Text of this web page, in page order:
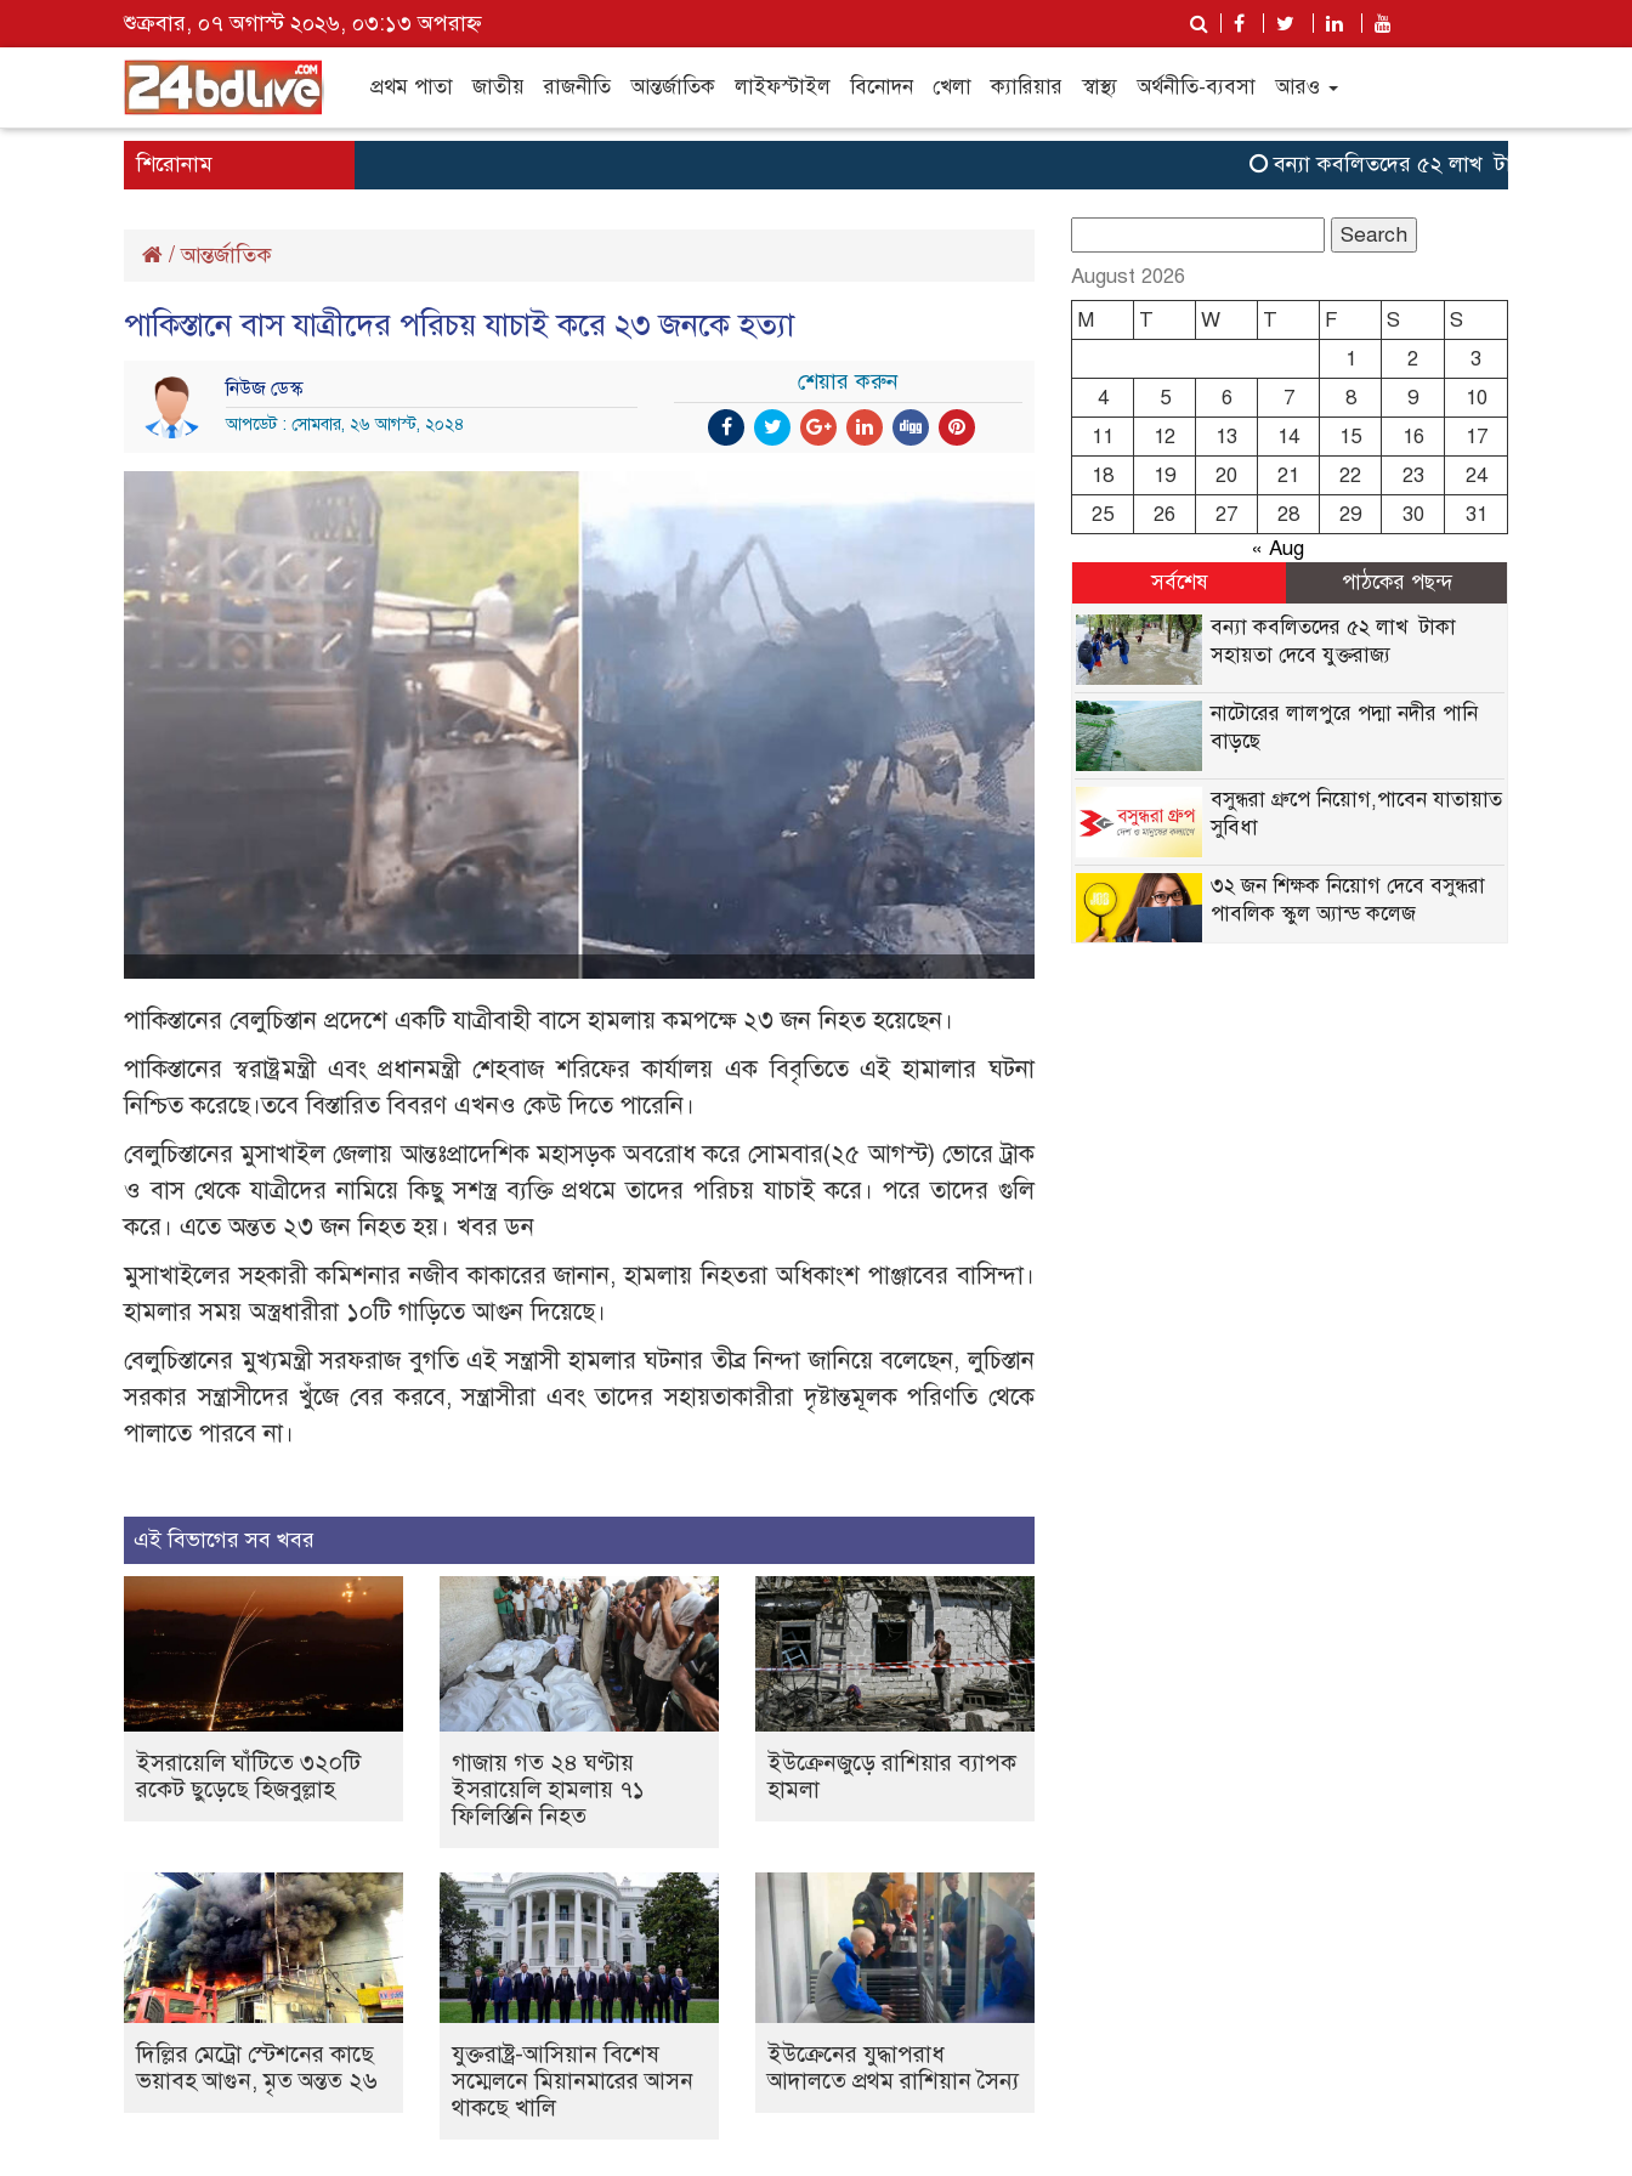
শুক্রবার, ০৭ অগাস্ট ২০২৬, ০৩:১৩ অপরাহ্ন
প্রথম পাতা জাতীয় রাজনীতি আন্তর্জাতিক লাইফস্টাইল বিনোদন খেলা ক্যারিয়ার স্বাস্থ্য অর্থনীতি-ব্যবসা আরও
শিরোনাম বন্যা কব‌লিতদের ৫২ লাখ টাকা সহায়তা দেবে
/আন্তর্জাতিক
পাকিস্তানে বাস যাত্রীদের পরিচয় যাচাই করে ২৩ জনকে হত্যা
নিউজ ডেস্ক
আপডেট : সোমবার, ২৬ আগস্ট, ২০২৪
শেয়ার করুন
পাকিস্তানের বেলুচিস্তান প্রদেশে একটি যাত্রীবাহী বাসে হামলায় কমপক্ষে ২৩ জন নিহত হয়েছেন।
পাকিস্তানের স্বরাষ্ট্রমন্ত্রী এবং প্রধানমন্ত্রী শেহবাজ শরিফের কার্যালয় এক বিবৃতিতে এই হামালার ঘটনা
নিশ্চিত করেছে।তবে বিস্তারিত বিবরণ এখনও কেউ দিতে পারেনি।
বেলুচিস্তানের মুসাখাইল জেলায় আন্তঃপ্রাদেশিক মহাসড়ক অবরোধ করে সোমবার(২৫ আগস্ট) ভোরে ট্রাক
ও বাস থেকে যাত্রীদের নামিয়ে কিছু সশস্ত্র ব্যক্তি প্রথমে তাদের পরিচয় যাচাই করে। পরে তাদের গুলি
করে। এতে অন্তত ২৩ জন নিহত হয়। খবর ডন
মুসাখাইলের সহকারী কমিশনার নজীব কাকারের জানান, হামলায় নিহতরা অধিকাংশ পাঞ্জাবের বাসিন্দা।
হামলার সময় অস্ত্রধারীরা ১০টি গাড়িতে আগুন দিয়েছে।
বেলুচিস্তানের মুখ্যমন্ত্রী সরফরাজ বুগতি এই সন্ত্রাসী হামলার ঘটনার তীব্র নিন্দা জানিয়ে বলেছেন, লুচিস্তান
সরকার সন্ত্রাসীদের খুঁজে বের করবে, সন্ত্রাসীরা এবং তাদের সহায়তাকারীরা দৃষ্টান্তমূলক পরিণতি থেকে
পালাতে পারবে না।
এই বিভাগের সব খবর
ইসরায়েলি ঘাঁটিতে ৩২০টি
রকেট ছুড়েছে হিজবুল্লাহ
গাজায় গত ২৪ ঘণ্টায়
ইসরায়েলি হামলায় ৭১
ফিলিস্তিনি নিহত
ইউক্রেনজুড়ে রাশিয়ার ব্যাপক
হামলা
দিল্লির মেট্রো স্টেশনের কাছে
ভয়াবহ আগুন, মৃত অন্তত ২৬
যুক্তরাষ্ট্র-আসিয়ান বিশেষ
সম্মেলনে মিয়ানমারের আসন
থাকছে খালি
ইউক্রেনের যুদ্ধাপরাধ
আদালতে প্রথম রাশিয়ান সৈন্য
for:
August 2026
M
T W T F S
S
1
2
3
4
5 6 7 8 9
10
11
12 13 14 15 16
17
18
19 20 21 22 23
24
25
26 27 28 29 30
31
« Aug
সর্বশেষ
পাঠকের পছন্দ
বন্যা কব‌লিতদের ৫২ লাখ টাকা
সহায়তা দেবে যুক্তরাজ্য
নাটোরের লালপুরে পদ্মা নদীর পানি
বাড়ছে
বসুন্ধরা গ্রুপে নিয়োগ,পাবেন যাতায়াত
সুবিধা
৩২ জন শিক্ষক নিয়োগ দেবে বসুন্ধরা
পাবলিক স্কুল অ্যান্ড কলেজ